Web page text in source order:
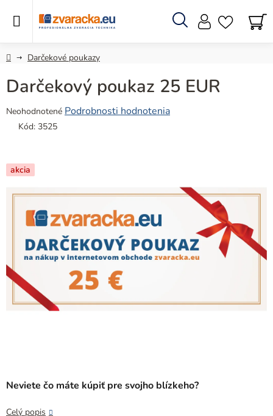
Hľadať
DomovDarčekové poukazy
Neviete čo máte kúpiť pre svojho blízkeho?
Celý popis
Darčekový poukaz 25 EUR
Priemerné
hodnotenie
0,0
z
Neohodnotené Podrobnosti hodnotenia
Kód: 3525
akcia